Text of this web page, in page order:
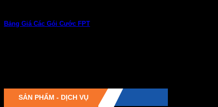
Bảng Giá Các Gói Cước FPT
SẢN PHẨM - DỊCH VỤ